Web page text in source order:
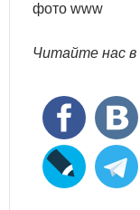
фото www
Читайте нас в